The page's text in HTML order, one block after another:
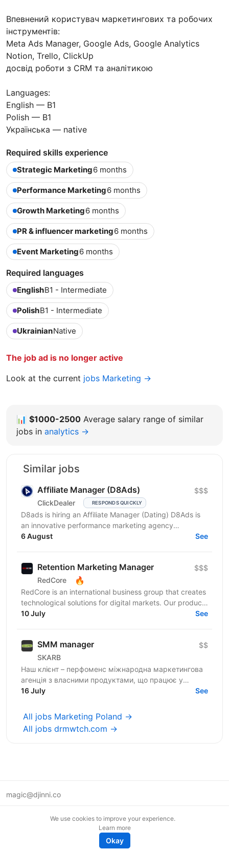
Впевнений користувач маркетингових та робочих
інструментів:
Meta Ads Manager, Google Ads, Google Analytics
Notion, Trello, ClickUp
досвід роботи з CRM та аналітикою
Languages:
English — B1
Polish — B1
Українська — native
Required skills experience
Strategic Marketing6 months
Performance Marketing6 months
Growth Marketing6 months
PR & influencer marketing6 months
Event Marketing6 months
Required languages
EnglishB1 - Intermediate
PolishB1 - Intermediate
UkrainianNative
The job ad is no longer active
Look at the current jobs Marketing →
📊 $1000-2500 Average salary range of similar
jobs in analytics →
Similar jobs
Affiliate Manager (D8Ads)
ClickDealer RESPONDS QUICKLY
$$$
D8ads is hiring an Affiliate Manager (Dating) D8Ads is
an innovative performance marketing agency
dedicated exclusively to the dating vertical. Born
6 August See
Retention Marketing Manager
RedCore 🔥
$$$
RedCore is an international business group that creates
technological solutions for digital markets. Our products
and services cover fintech, marketing,...
10 July See
SMM manager
SKARB
$$
Наш клієнт – перфоменс міжнародна маркетингова
агенція з власними продуктами, що працює у
вертикалі health-продуктів. Шукаємо в команду
16 July See
All jobs Marketing Poland →
All jobs drmwtch.com →
magic@djinni.co
We use cookies to improve your experience.
Learn more
Okay